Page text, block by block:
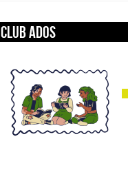
Club ados